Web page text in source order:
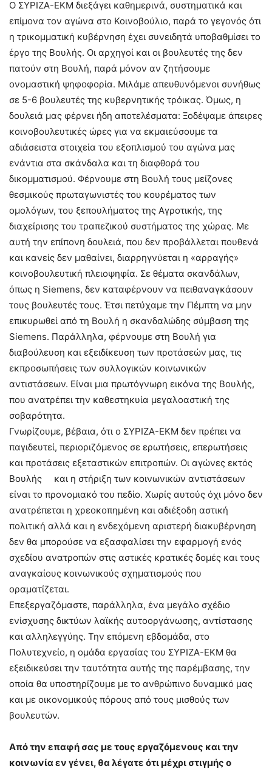
Ο ΣΥΡΙΖΑ-ΕΚΜ διεξάγει καθημερινά, συστηματικά και
επίμονα τον αγώνα στο Κοινοβούλιο, παρά το γεγονός ότι
η τρικομματική κυβέρνηση έχει συνειδητά υποβαθμίσει το
έργο της Βουλής. Οι αρχηγοί και οι βουλευτές της δεν
πατούν στη Βουλή, παρά μόνον αν ζητήσουμε
ονομαστική ψηφοφορία. Μιλάμε απευθυνόμενοι συνήθως
σε 5-6 βουλευτές της κυβερνητικής τρόικας. Όμως, η
δουλειά μας φέρνει ήδη αποτελέσματα: Ξοδέψαμε άπειρες
κοινοβουλευτικές ώρες για να εκμαιεύσουμε τα
αδιάσειστα στοιχεία του εξοπλισμού του αγώνα μας
ενάντια στα σκάνδαλα και τη διαφθορά του
δικομματισμού. Φέρνουμε στη Βουλή τους μείζονες
θεσμικούς πρωταγωνιστές του κουρέματος των
ομολόγων, του ξεπουλήματος της Αγροτικής, της
διαχείρισης του τραπεζικού συστήματος της χώρας. Με
αυτή την επίπονη δουλειά, που δεν προβάλλεται πουθενά
και κανείς δεν μαθαίνει, διαρρηγνύεται η «αρραγής»
κοινοβουλευτική πλειοψηφία. Σε θέματα σκανδάλων,
όπως η Siemens, δεν καταφέρνουν να πειθαναγκάσουν
τους βουλευτές τους. Έτσι πετύχαμε την Πέμπτη να μην
επικυρωθεί από τη Βουλή η σκανδαλώδης σύμβαση της
Siemens. Παράλληλα, φέρνουμε στη Βουλή για
διαβούλευση και εξειδίκευση των προτάσεών μας, τις
εκπροσωπήσεις των συλλογικών κοινωνικών
αντιστάσεων. Είναι μια πρωτόγνωρη εικόνα της Βουλής,
που ανατρέπει την καθεστηκυία μεγαλοαστική της
σοβαρότητα.
Γνωρίζουμε, βέβαια, ότι ο ΣΥΡΙΖΑ-ΕΚΜ δεν πρέπει να
παγιδευτεί, περιοριζόμενος σε ερωτήσεις, επερωτήσεις
και προτάσεις εξεταστικών επιτροπών. Οι αγώνες εκτός
Βουλής και η στήριξη των κοινωνικών αντιστάσεων
είναι το προνομιακό του πεδίο. Χωρίς αυτούς όχι μόνο δεν
ανατρέπεται η χρεοκοπημένη και αδιέξοδη αστική
πολιτική αλλά και η ενδεχόμενη αριστερή διακυβέρνηση
δεν θα μπορούσε να εξασφαλίσει την εφαρμογή ενός
σχεδίου ανατροπών στις αστικές κρατικές δομές και τους
αναγκαίους κοινωνικούς σχηματισμούς που
οραματίζεται.
Επεξεργαζόμαστε, παράλληλα, ένα μεγάλο σχέδιο
ενίσχυσης δικτύων λαϊκής αυτοοργάνωσης, αντίστασης
και αλληλεγγύης. Την επόμενη εβδομάδα, στο
Πολυτεχνείο, η ομάδα εργασίας του ΣΥΡΙΖΑ-ΕΚΜ θα
εξειδικεύσει την ταυτότητα αυτής της παρέμβασης, την
οποία θα υποστηρίζουμε με το ανθρώπινο δυναμικό μας
και με οικονομικούς πόρους από τους μισθούς των
βουλευτών.
Από την επαφή σας με τους εργαζόμενους και την
κοινωνία εν γένει, θα λέγατε ότι μέχρι στιγμής ο